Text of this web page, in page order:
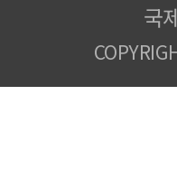
국